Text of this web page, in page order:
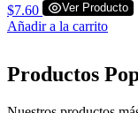
$7.60 Ver Producto
Añadir a la carrito
Productos